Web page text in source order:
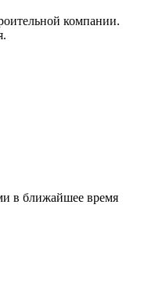
компании.
в ближайшее время